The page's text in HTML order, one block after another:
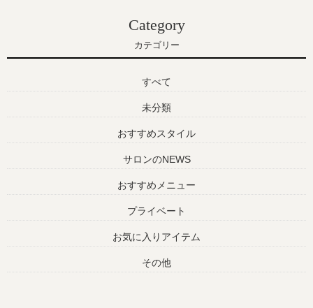
Category
カテゴリー
すべて
未分類
おすすめスタイル
サロンのNEWS
おすすめメニュー
プライベート
お気に入りアイテム
その他